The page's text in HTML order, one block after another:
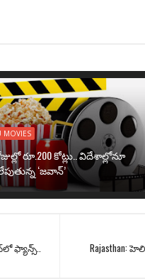
MOVIES
రూ.200 కోట్లు.. విదేశాల్లోనూ
‘జవాన్’
Rajasthan:
ఫ్యాన్స్..